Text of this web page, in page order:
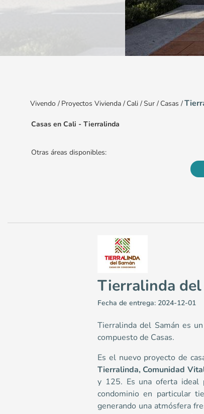
Vivendo / Proyectos Vivienda / Cali /Sur / Casas /
Tierralinda del Samán
Casas en Cali - Tierralinda <p>Es el nuevo
Casas en Cali - Tierralinda
Otras áreas disponibles:
Tierralinda del
Fecha de entrega: 2024-12-01
Tierralinda del Samán es
compuesto de Casas.
Es el nuevo proyecto de
Tierralinda, Comunidad
y 125. Es una oferta ideal
condominio en particular
generando una atmósfera